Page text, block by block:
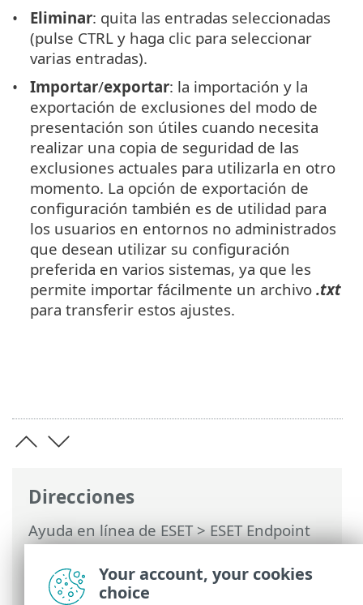
Direcciones
Ayuda en línea de ESET>ESET Endpoint
Security>Configuración avanzada>
Herramientas> Aplicaciones excluidas
del modo de presentación
Eliminar: quita las entradas seleccionadas
(pulse CTRL y haga clic para seleccionar
varias entradas).
Importar/exportar: la importación y la
exportación de exclusiones del modo de
presentación son útiles cuando necesita
realizar una copia de seguridad de las
exclusiones actuales para utilizarla en otro
momento. La opción de exportación de
configuración también es de utilidad para
los usuarios en entornos no administrados
que desean utilizar su configuración
preferida en varios sistemas, ya que les
permite importar fácilmente un archivo.txt
para transferir estos ajustes.
Your account, your cookies
choice